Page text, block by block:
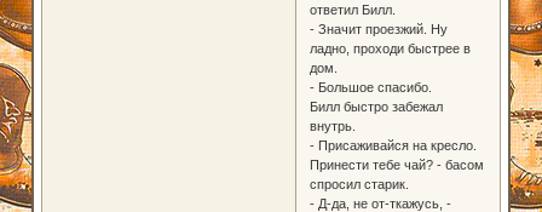
ответил Билл.
- Значит проезжий. Ну
ладно, проходи быстрее в
дом.
- Большое спасибо.
Билл быстро забежал
внутрь.
- Присаживайся на кресло.
Принести тебе чай? - басом
спросил старик.
- Д-да, не от-ткажусь, -